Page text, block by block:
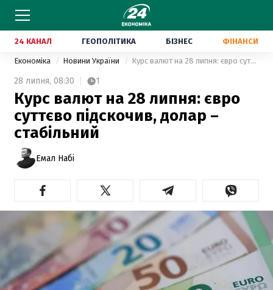
24 КАНАЛ ГЕОПОЛІТИКА БІЗНЕС ФІНАНСИ
Економіка Новини України Курс валют на 28 липня: євро суттєво підскочив, долар – стабільний
28 липня, 08:30 1
Курс валют на 28 липня: євро
суттєво підскочив, долар –
стабільний
Емал Набі